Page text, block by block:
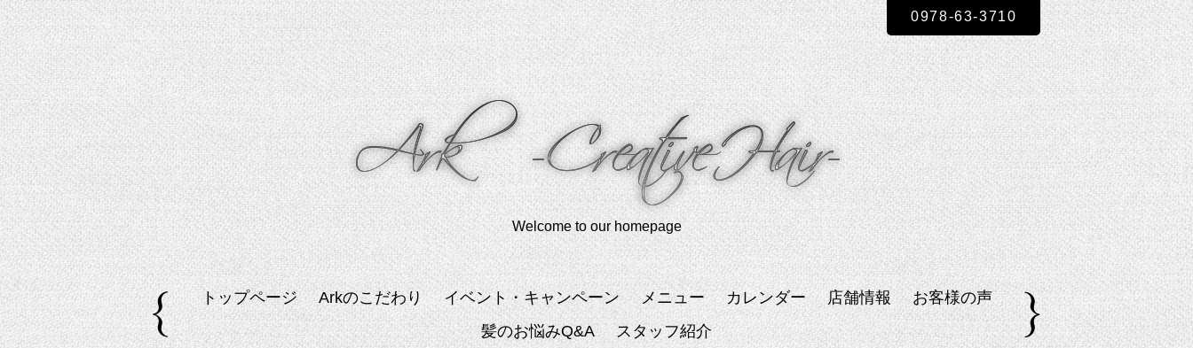
Welcome to our homepage
0978-63-3710
トップページ Arkのこだわり イベント・キャンペーン メニュー カレンダー 店舗情報
お客様の声
髪のお悩みQ&A
スタッフ紹介